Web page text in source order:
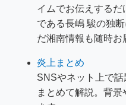
イムでお伝えする
である長嶋 駿の独
だ湘南情報も随時お
炎上まとめ
SNSやネット上で
まとめて解説。背景